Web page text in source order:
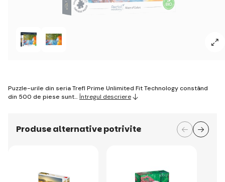
Puzzle-urile din seria Trefl Prime Unlimited Fit Technology constând
din 500 de piese sunt… Întregul descriere
Produse alternative potrivite